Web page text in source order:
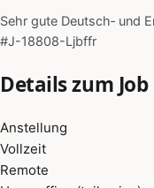
Sehr gute Deutsch‑ und
#J-18808-Ljbffr
Details zum Job
Anstellung
Vollzeit
Remote